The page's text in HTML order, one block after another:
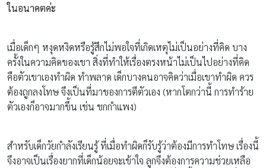
ในอนาคตค่ะ
เมื่อเด็กๆ หงุดหงิดหรือรู้สึกไม่พอใจที่เกิดเหตุไม่เป็นอย่างที่คิด บาง
ครั้งในความคิดของเขา สิ่งที่ทำให้เรื่องตรงหน้าไม่เป็นไปอย่างที่คิด
คือตัวเขาเองทำผิด ทำพลาด เด็กบางคนอาจคิดว่าเมื่อเขาทำผิด ควร
ต้องถูกลงโทษ จึงเป็นที่มาของการตีตัวเอง (หากโตกว่านี้ การทำร้าย
ตัวเองก็อาจมากขึ้น เช่น ชกกำแพง)
สำหรับเด็กวัยกำลังเรียนรู้ ที่เมื่อทำผิดก็รับรู้ว่าต้องมีการทำโทษ เรื่องนี้
จึงอาจเป็นเรื่องยากที่เด็กน้อยจะเข้าใจ ลูกจึงต้องการความช่วยเหลือ